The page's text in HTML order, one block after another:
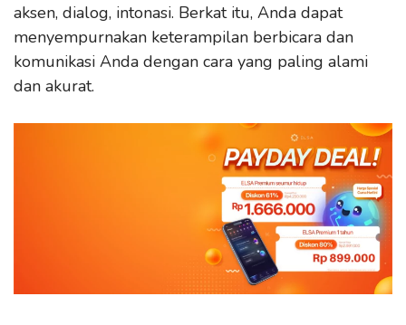
aksen, dialog, intonasi. Berkat itu, Anda dapat
menyempurnakan keterampilan berbicara dan
komunikasi Anda dengan cara yang paling alami
dan akurat.